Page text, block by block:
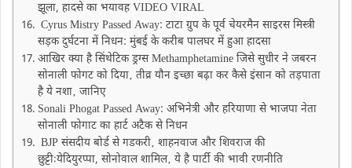
झूला, हादसे का भयावह VIDEO VIRAL
Cyrus Mistry Passed Away: टाटा ग्रुप के पूर्व चेयरमैन साइरस मिस्त्री
सड़क दुर्घटना में निधन: मुंबई के करीब पालघर में हुआ हादसा
आखिर क्या है सिंथेटिक ड्रग्स Methamphetamine जिसे सुधीर ने जबरन
सोनाली फोगट को दिया‚ तीव्र यौन इच्छा बढ़ा कर कैसे इंसान को तड़पाता
है ये नशा‚ जानिए
Sonali Phogat Passed Away: अभिनेत्री और हरियाणा से भाजपा नेता
सोनाली फोगाट का हार्ट अटैक से निधन
BJP संसदीय बोर्ड से गडकरी‚ शाहनवाज और शिवराज की
छुट्टीःयेदियुरप्पा, सोनोवाल शामिल‚ ये है पार्टी की भावी रणनीति